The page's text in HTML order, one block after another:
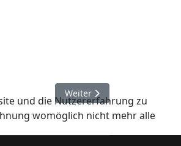
Nächster Beitrag: Flyer FSP
Weiter
und die Nutzererfahrung zu
womöglich nicht mehr alle